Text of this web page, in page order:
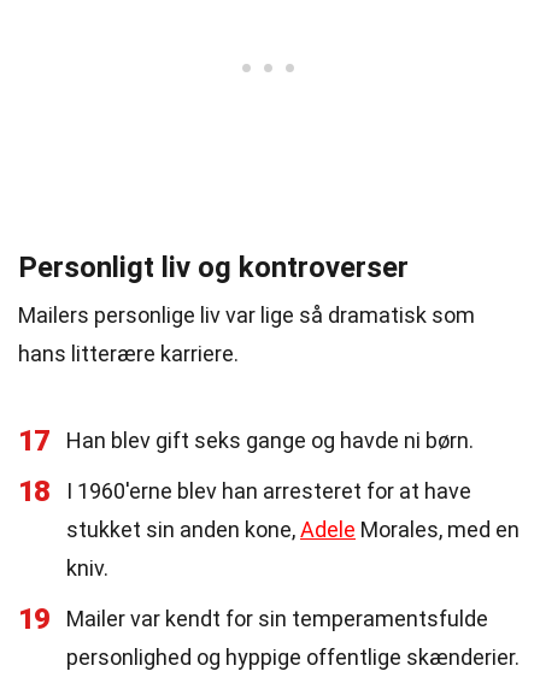
Personligt liv og kontroverser
Mailers personlige liv var lige så dramatisk som
hans litterære karriere.
17 Han blev gift seks gange og havde ni børn.
18
I 1960'erne blev han arresteret for at have
stukket sin anden kone,Adele Morales, med en
kniv.
19
Mailer var kendt for sin temperamentsfulde
personlighed og hyppige offentlige skænderier.